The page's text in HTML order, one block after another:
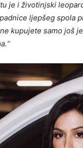
je i životinjski
ljepšeg spola
kupujete samo još